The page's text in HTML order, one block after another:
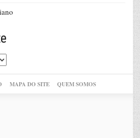
MAPA DO SITE QUEM SOMOS